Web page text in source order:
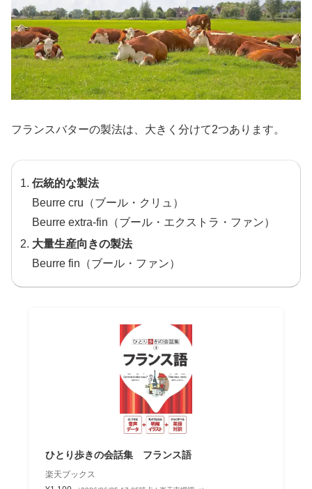
フランスバターの製法は、大きく分けて2つあります。
伝統的な製法
Beurre cru（ブール・クリュ）
Beurre extra-fin（ブール・エクストラ・ファン）
大量生産向きの製法
Beurre fin（ブール・ファン）
ひとり歩きの会話集 フランス語
楽天ブックス